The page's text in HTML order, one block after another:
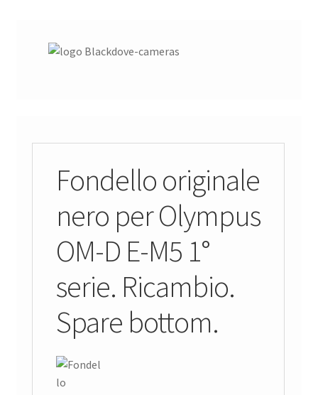
Fondello originale
nero per Olympus
OM-D E-M5 1°
serie. Ricambio.
Spare bottom.